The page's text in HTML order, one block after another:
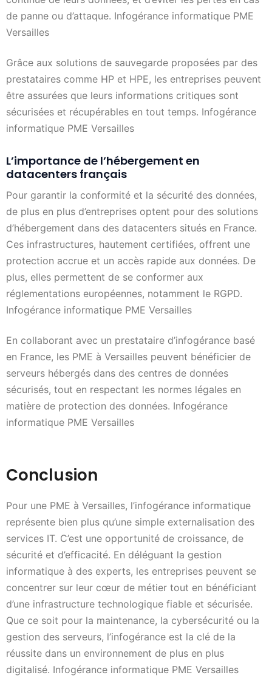
de panne ou d’attaque. Infogérance informatique PME
Versailles
Grâce aux solutions de sauvegarde proposées par des
prestataires comme HP et HPE, les entreprises peuvent
être assurées que leurs informations critiques sont
sécurisées et récupérables en tout temps. Infogérance
informatique PME Versailles
L’importance de l’hébergement en
datacenters français
Pour garantir la conformité et la sécurité des données,
de plus en plus d’entreprises optent pour des solutions
d’hébergement dans des datacenters situés en France.
Ces infrastructures, hautement certifiées, offrent une
protection accrue et un accès rapide aux données. De
plus, elles permettent de se conformer aux
réglementations européennes, notamment le RGPD.
Infogérance informatique PME Versailles
En collaborant avec un prestataire d’infogérance basé
en France, les PME à Versailles peuvent bénéficier de
serveurs hébergés dans des centres de données
sécurisés, tout en respectant les normes légales en
matière de protection des données. Infogérance
informatique PME Versailles
Conclusion
Pour une PME à Versailles, l’infogérance informatique
représente bien plus qu’une simple externalisation des
services IT. C’est une opportunité de croissance, de
sécurité et d’efficacité. En déléguant la gestion
informatique à des experts, les entreprises peuvent se
concentrer sur leur cœur de métier tout en bénéficiant
d’une infrastructure technologique fiable et sécurisée.
Que ce soit pour la maintenance, la cybersécurité ou la
gestion des serveurs, l’infogérance est la clé de la
réussite dans un environnement de plus en plus
digitalisé. Infogérance informatique PME Versailles